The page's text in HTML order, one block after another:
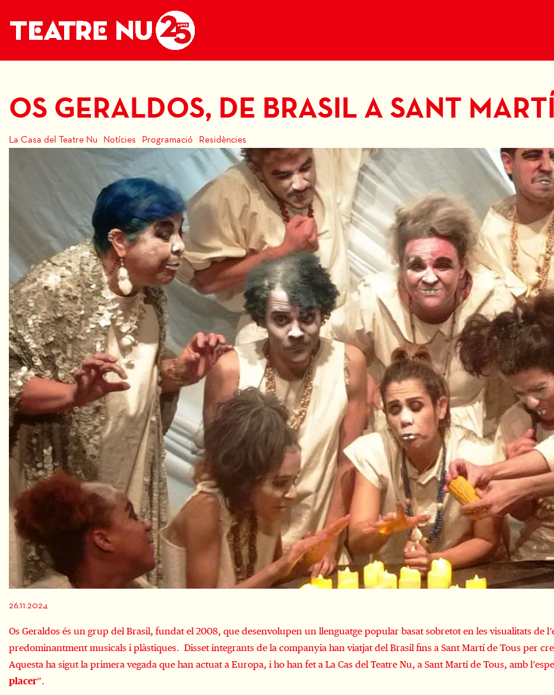
OS GERALDOS, DE BRASIL A SANT
La Casa del Teatre Nu Notícies Programació Residències
26.11.2024
Os Geraldos és un grup del Brasil, fundat el 2008, que desenvolupen un llenguatge popular basat sobretot en les visualitats de
predominantment musicals i plàstiques. Disset integrants de la companyia han viatjat del Brasil fins a Sant Martí de Tous per
Aquesta ha sigut la primera vegada que han actuat a Europa, i ho han fet a La Cas del Teatre Nu, a Sant Martí de Tous, amb
placer”.